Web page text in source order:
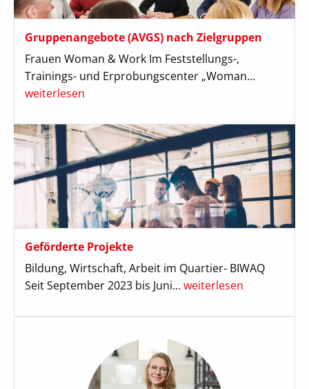
Gruppenangebote (AVGS) nach Zielgruppen
Frauen Woman & Work Im Feststellungs-,
Trainings- und Erprobungscenter „Woman...
weiterlesen
Geförderte Projekte
Bildung, Wirtschaft, Arbeit im Quartier- BIWAQ
Seit September 2023 bis Juni... weiterlesen